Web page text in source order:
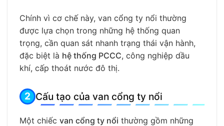
Chính vì cơ chế này, van cổng ty nổi thường
được lựa chọn trong những hệ thống quan
trọng, cần quan sát nhanh trạng thái vận hành,
đặc biệt là hệ thống PCCC, công nghiệp dầu
khí, cấp thoát nước đô thị.
Cấu tạo của van cổng ty nổi
Một chiếc van cổng ty nổi thường gồm những